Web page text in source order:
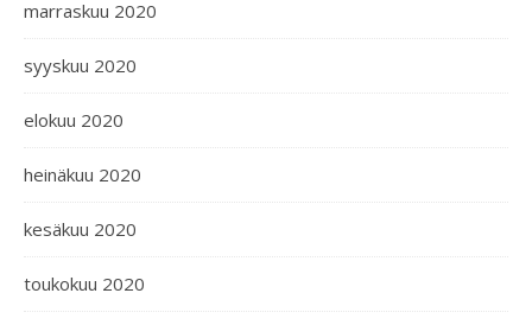
marraskuu 2020
syyskuu 2020
elokuu 2020
heinäkuu 2020
kesäkuu 2020
toukokuu 2020